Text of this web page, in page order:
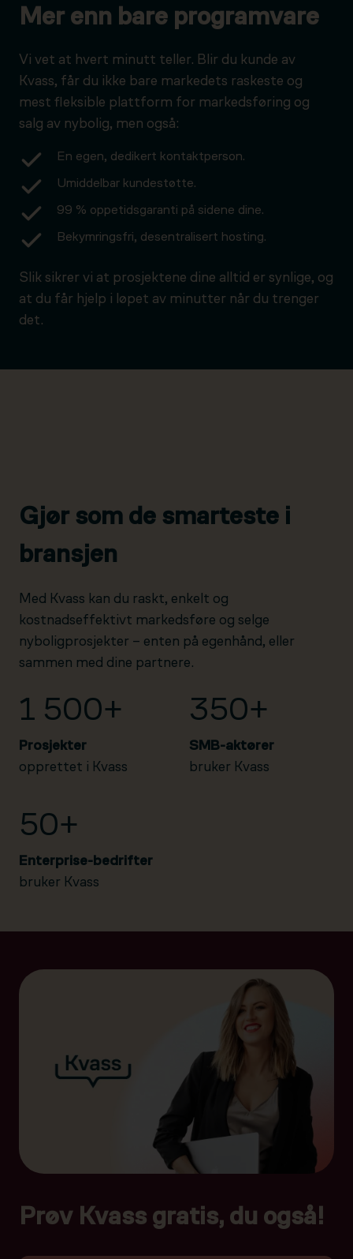
Mer enn bare programvare
Vi vet at hvert minutt teller. Blir du kunde av
Kvass, får du ikke bare markedets raskeste og
mest fleksible plattform for markedsføring og
salg av nybolig, men også:
En egen, dedikert kontaktperson.
Umiddelbar kundestøtte.
99 % oppetidsgaranti på sidene dine.
Bekymringsfri, desentralisert hosting.
Slik sikrer vi at prosjektene dine alltid er synlige, og
at du får hjelp i løpet av minutter når du trenger
det.
Gjør som de smarteste i
bransjen
Med Kvass kan du raskt, enkelt og
kostnadseffektivt markedsføre og selge
nyboligprosjekter – enten på egenhånd, eller
sammen med dine partnere.
1 500+
Prosjekter
opprettet i Kvass
350+
SMB-aktører
bruker Kvass
50+
Enterprise-bedrifter
bruker Kvass
Prøv Kvass gratis, du også!